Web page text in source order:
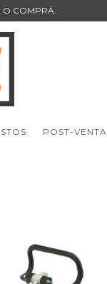
O COMPRÁ.
POST-VENTA